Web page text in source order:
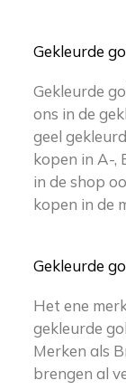
Gekleurde
Gekleurde
ons in de
geel
kopen in A-,
in de shop
kopen in de
Gekleurde
Het ene
gekleurde
Merken als
brengen al